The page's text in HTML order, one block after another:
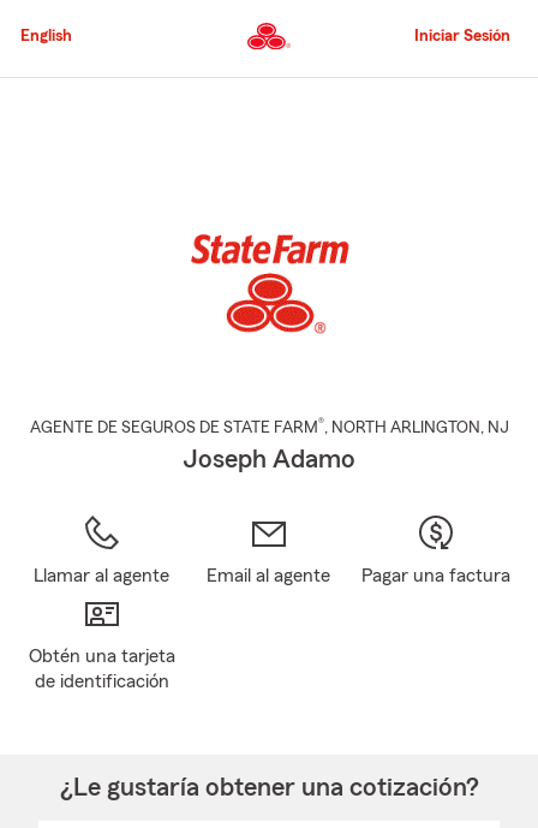
al
principal
English Iniciar Sesión
AGENTE DE SEGUROS DE STATE FARM®, NORTH ARLINGTON , NJ
Joseph Adamo
Llamar al agente Email al agente Pagar una factura
Obtén una tarjeta
de identificación
¿Le gustaría obtener una cotización?